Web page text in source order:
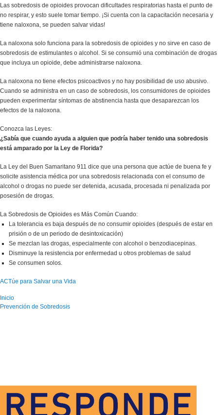
Las sobredosis de opioides provocan dificultades respiratorias hasta el punto de
no respirar, y esto suele tomar tiempo. ¡Si cuenta con la capacitación necesaria y
tiene naloxona, se pueden salvar vidas!
La naloxona solo funciona para la sobredosis de opioides y no sirve en caso de
sobredosis de estimulantes o alcohol. Si se consumió una combinación de drogas
que incluya un opioide, debe administrarse naloxona.
La naloxona no tiene efectos psicoactivos y no hay posibilidad de uso abusivo.
Cuando se administra en un caso de sobredosis, los consumidores de opioides
pueden experimentar síntomas de abstinencia hasta que desaparezcan los
efectos de la naloxona.
Conozca las Leyes:
¿Sabía que cuando ayuda a alguien que podría haber tenido una sobredosis
está amparado por la Ley de Florida?
La Ley del Buen Samaritano 911 dice que una persona que actúe de buena fe y
solicite asistencia médica por una sobredosis relacionada con el consumo de
alcohol o drogas no puede ser detenida, acusada, procesada ni penalizada por
posesión de drogas.
La Sobredosis de Opioides es Más Común Cuando:
La tolerancia es baja después de no consumir opioides (después de estar en
prisión o de un periodo de desintoxicación)
Se mezclan las drogas, especialmente con alcohol o benzodiacepinas.
Disminuye la resistencia por enfermedad u otros problemas de salud
Se consumen solos.
ACTúe para Salvar una Vida
Inicio
Prevención de Sobredosis